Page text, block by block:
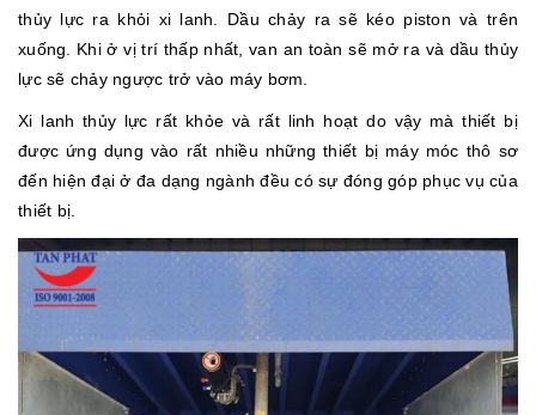
thủy lực ra khỏi xi lanh. Dầu chảy ra sẽ kéo piston và trên
xuống. Khi ở vị trí thấp nhất, van an toàn sẽ mở ra và dầu thủy
lực sẽ chảy ngược trở vào máy bơm.
Xi lanh thủy lực rất khỏe và rất linh hoạt do vậy mà thiết bị
được ứng dụng vào rất nhiều những thiết bị máy móc thô sơ
đến hiện đại ở đa dạng ngành đều có sự đóng góp phục vụ của
thiết bị.